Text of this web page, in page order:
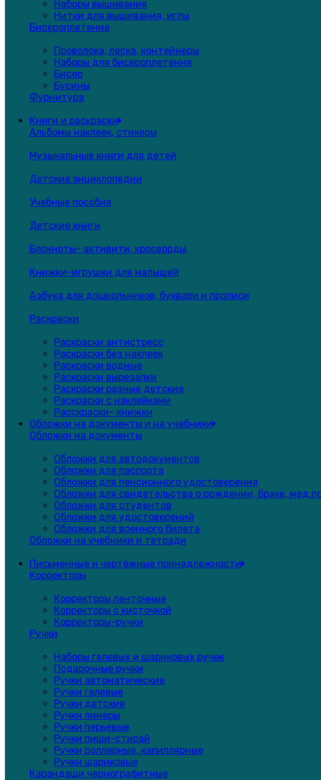
Наборы вышивания
Нитки для вышивания, иглы
Бисероплетение
Проволока, леска, контейнеры
Наборы для бисероплетения
Бисер
Бусины
Фурнитура
Книги и раскраски
Альбомы наклеек, стикеры
Музыкальные книги для детей
Детские энциклопедии
Учебные пособия
Детские книги
Блокноты- активити, кросворды,
Книжки-игрушки для малышей
Азбука для дошкольников, буквари и прописи
Раскраски
Раскраски антистресс
Раскраски без наклеек
Раскраски водные
Раскраски вырезалки
Раскраски разные детские
Раскраски с наклейками
Расскраски- книжки
Обложки на документы и на учебники
Обложки на документы
Обложки для автодокументов
Обложки для паспорта
Обложки для пенсионного удостоверения
Обложки для свидетельства о рождении, браке,
Обложки для студентов
Обложки для удостоверений
Обложки для военного билета
Обложки на учебники и тетради
Письменные и чертёжные принадлежности
Корректоры
Корректоры ленточные
Корректоры с кисточкой
Корректоры-ручки
Ручки
Наборы гелевых и шариковых ручек
Подарочные ручки
Ручки автоматические
Ручки гелевые
Ручки детские
Ручки линеры
Ручки перьевые
Ручки пиши-стирай
Ручки роллерные, капиллярные
Ручки шариковые
Карандаши чернографитные